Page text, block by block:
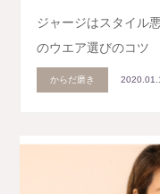
ジャージはスタイル
のウエア選びのコツ
からだ磨き